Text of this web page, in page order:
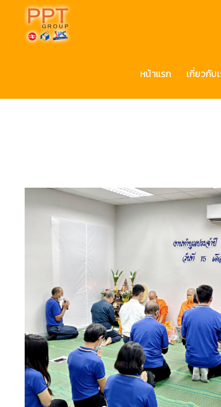
หน้าแรก เกี่ยวกับ